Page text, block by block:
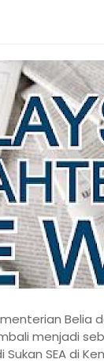
Belia
menjadi
SEA di